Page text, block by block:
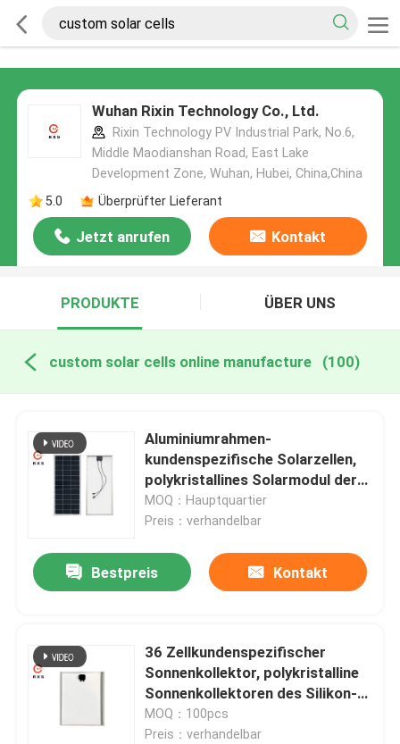
Wuhan Rixin Technology Co., Ltd.
Rixin Technology PV Industrial Park, No.6,
Middle Maodianshan Road, East Lake
Development Zone, Wuhan, Hubei, China,China
5.0
Überprüfter Lieferant
Jetzt anrufen Kontakt
PRODUKTE ÜBER UNS
custom solar cells online manufacture (100)
Aluminiumrahmen-
kundenspezifische Solarzellen,
polykristallines Solarmodul der
Zellen105w 36
MOQ：Hauptquartier
Preis：verhandelbar
Bestpreis Kontakt
36 Zellkundenspezifischer
Sonnenkollektor, polykristalline
Sonnenkollektoren des Silikon-
80W
MOQ：100pcs
Preis：verhandelbar